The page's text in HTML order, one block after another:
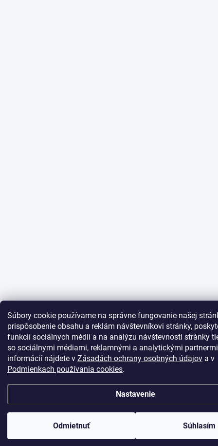
Súbory cookie používame na správne fungovanie našej
prispôsobenie obsahu a reklám návštevníkovi stránky,
funkcií sociálnych médií a na analýzu návštevnosti stránky
so sociálnymi médiami, reklamnými a analytickými
informácií nájdete v Zásadách ochrany osobných údajov a v
Podmienkach používania cookies.
Nastavenie
Odmietnuť Súhlasím